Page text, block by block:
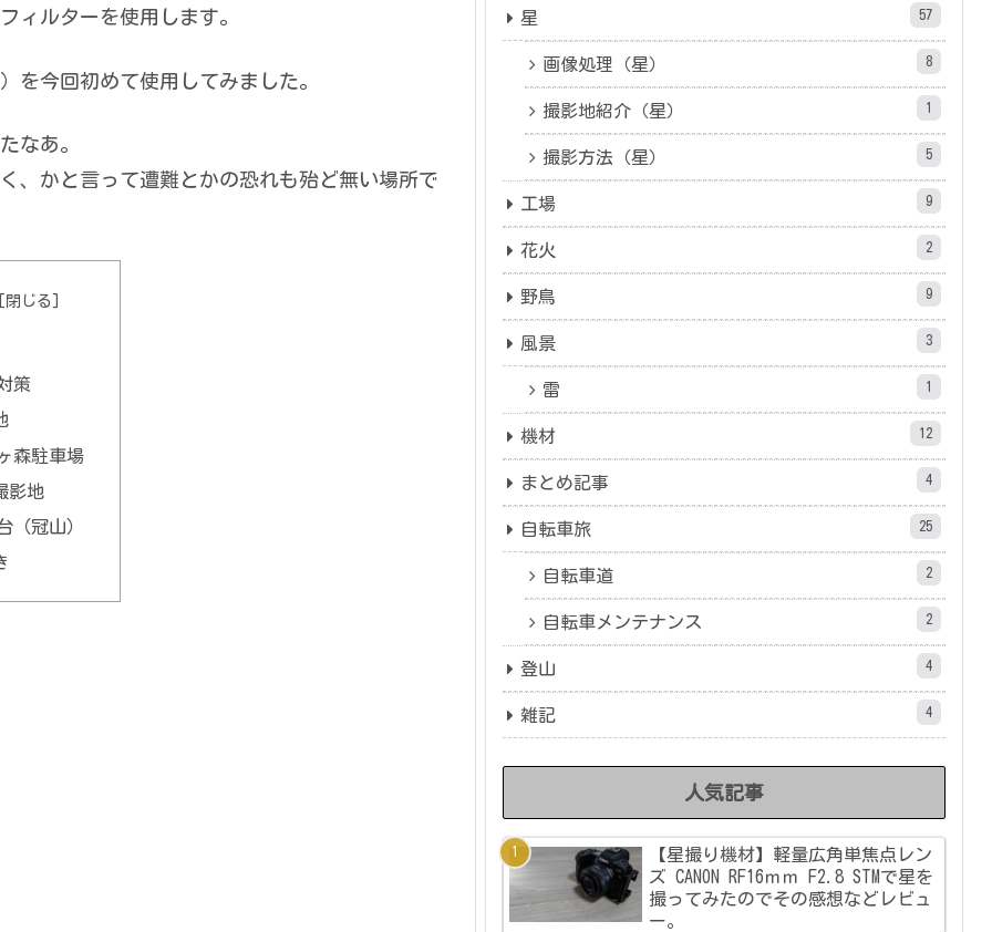
ィルターを使用します。
を今回初めて使用してみました。
なあ。
、かと言って遭難とかの恐れも殆ど無い場所で
策
森駐車場
影地
（冠山）
星 57
画像処理（星） 8
撮影地紹介（星） 1
撮影方法（星） 5
工場 9
花火 2
野鳥 9
風景 3
雷 1
機材 12
まとめ記事 4
自転車旅 25
自転車道 2
自転車メンテナンス 2
登山 4
雑記 4
人気記事
【星撮り機材】軽量広角単焦点レン
ズ CANON RF16ｍｍ F2.8 STMで星を
撮ってみたのでその感想などレビュ
ー。